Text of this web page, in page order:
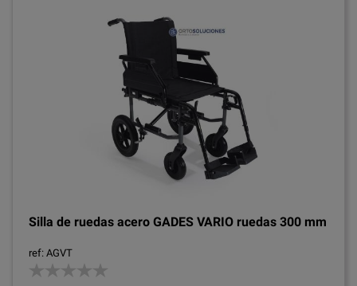
Silla de ruedas acero GADES VARIO ruedas 300 mm
ref: AGVT